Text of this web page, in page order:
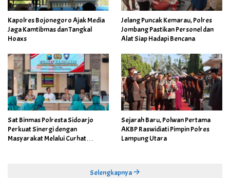
Kapolres Bojonegoro Ajak Media
Jaga Kamtibmas dan Tangkal
Hoaxs
Jelang Puncak Kemarau, Polres
Jombang Pastikan Personel dan
Alat Siap Hadapi Bencana
Sat Binmas Polresta Sidoarjo
Perkuat Sinergi dengan
Masyarakat Melalui Curhat
Sejarah Baru, Polwan Pertama
AKBP Raswidiati Pimpin Polres
Lampung Utara
Selengkapnya